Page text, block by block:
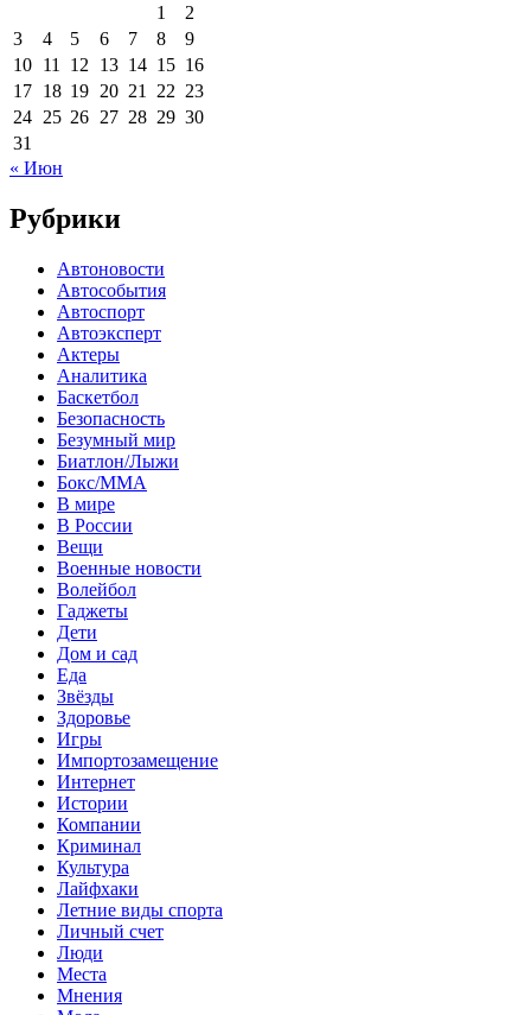
1
2
3
4 5 6 7 8
9
10 11 12 13 14 15 16
17 18 19 20 21 22 23
24 25 26 27 28 29 30
31
« Июн
Рубрики
Автоновости
Автособытия
Автоспорт
Автоэксперт
Актеры
Аналитика
Баскетбол
Безопасность
Безумный мир
Биатлон/Лыжи
Бокс/MMA
В мире
В России
Вещи
Военные новости
Волейбол
Гаджеты
Дети
Дом и сад
Еда
Звёзды
Здоровье
Игры
Импортозамещение
Интернет
Истории
Компании
Криминал
Культура
Лайфхаки
Летние виды спорта
Личный счет
Люди
Места
Мнения